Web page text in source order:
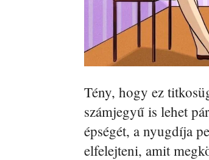
Tény, hogy ez
számjegyű is lehet
épségét, a nyugdíja
elfelejteni, amit